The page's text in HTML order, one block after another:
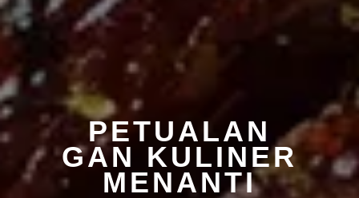
PETUALAN
GAN KULINER
MENANTI